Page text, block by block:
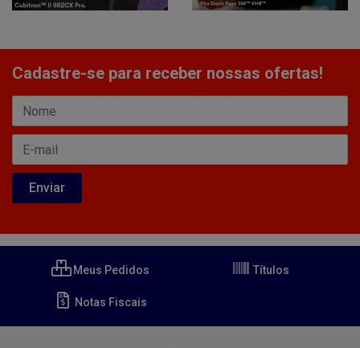
Cadastre-se para receber nossas ofertas!
Meus Pedidos Títulos
Notas Fiscais